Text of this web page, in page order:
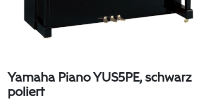
Yamaha Piano YUS5PE, schwarz
poliert